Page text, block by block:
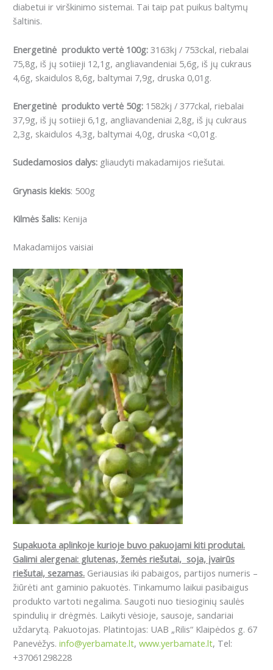
diabetui ir virškinimo sistemai. Tai taip pat puikus baltymų
šaltinis.
Energetinė produkto vertė 100g: 3163kj / 753ckal, riebalai
75,8g, iš jų sotiieji 12,1g, angliavandeniai 5,6g, iš jų cukraus
4,6g, skaidulos 8,6g, baltymai 7,9g, druska 0,01g.
Energetinė produkto vertė 50g: 1582kj / 377ckal, riebalai
37,9g, iš jų sotiieji 6,1g, angliavandeniai 2,8g, iš jų cukraus
2,3g, skaidulos 4,3g, baltymai 4,0g, druska <0,01g.
Sudedamosios dalys: gliaudyti makadamijos riešutai.
Grynasis kiekis: 500g
Kilmės šalis: Kenija
Makadamijos vaisiai
Supakuota aplinkoje kurioje buvo pakuojami kiti produtai.
Galimi alergenai: glutenas, žemės riešutai, soja, įvairūs
riešutai, sezamas. Geriausias iki pabaigos, partijos numeris –
žiūrėti ant gaminio pakuotės. Tinkamumo laikui pasibaigus
produkto vartoti negalima. Saugoti nuo tiesioginių saulės
spindulių ir drėgmės. Laikyti vėsioje, sausoje, sandariai
uždarytą. Pakuotojas. Platintojas: UAB „Rilis“ Klaipėdos g. 67
Panevėžys. info@yerbamate.lt, www.yerbamate.lt, Tel:
+37061298228